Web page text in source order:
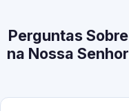
Perguntas
na Nossa